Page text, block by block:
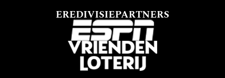
EREDIVISIEPARTNERS